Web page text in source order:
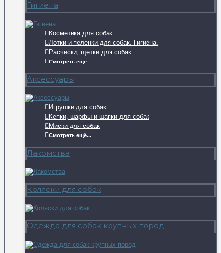
Гигиена
Косметика для собак
Лотки и пеленки для собак. Гигиена.
Расчески, щетки для собак
Смотреть ещё...
Аксессуары
Игрушки для собак
Кепки, шарфы и шапки для собак
Миски для собак
Смотреть ещё...
Лакомства
Коляски для собак
Одежда для собак крупных пород